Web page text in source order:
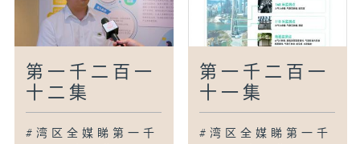
第一千二百一
十二集
#湾区全媒睇第一千
第一千二百一
十一集
#湾区全媒睇第一千